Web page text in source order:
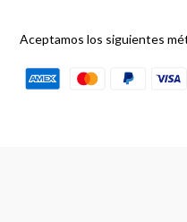
Aceptamos los siguientes